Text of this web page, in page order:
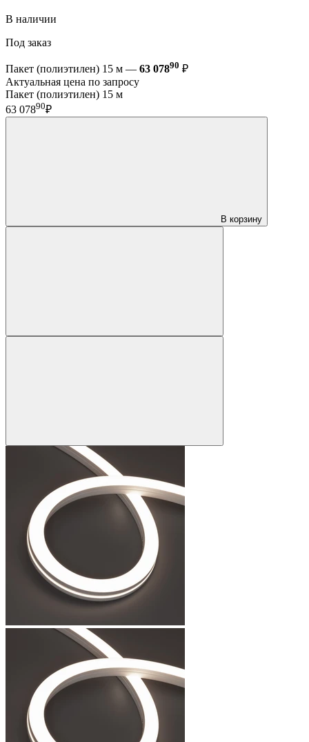
В наличии
Под заказ
Пакет (полиэтилен) 15 м — 63 07890 ₽
Актуальная цена по запросу
Пакет (полиэтилен) 15 м
63 07890₽
В корзину